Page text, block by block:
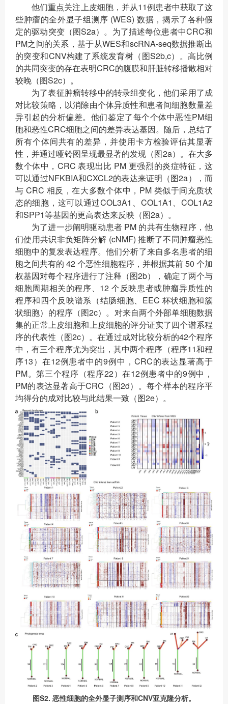
他们重点关注上皮细胞，并从11例患者中获取了这
些肿瘤的全外显子组测序 (WES) 数据，揭示了各种假
定的驱动突变（图S2a）。为了描述每位患者中CRC和
PM之间的关系，基于从WES和scRNA-seq数据推断出
的突变和CNV构建了系统发育树（图S2b,c）。高比例
的共同突变的存在表明CRC的腹膜和肝脏转移播散相对
较晚（图S2c）。
为了表征肿瘤转移中的转录组变化，他们采用了成
对比较策略，以消除由个体异质性和患者间细胞数量差
异引起的分析偏差。他们鉴定了每个个体中恶性PM细
胞和恶性CRC细胞之间的差异表达基因。随后，总结了
所有个体间共有的差异，并使用卡方检验评估其显著
性，并通过哑铃图呈现最显著的发现（图2a）。在大多
数个体中，CRC 表现出比 PM 更强烈的炎症特征，这
可以通过NFKBIA和CXCL2的表达来证明（图2a），而
与 CRC 相反，在大多数个体中，PM 类似于间充质状
态的细胞，这可以通过COL3A1、COL1A1、COL1A2
和SPP1等基因的更高表达来反映（图2a）。
为了进一步阐明驱动患者 PM 的共有生物程序，他
们使用共识非负矩阵分解 (cNMF) 推断了不同肿瘤恶性
细胞中的复发表达程序。他们分析了来自多名患者的细
胞之间共有的 42 个恶性细胞程序，并根据其前 50 个加
权基因对每个程序进行了注释（图2b），确定了两个与
细胞周期相关的程序、12 个反映患者或肿瘤异质性的
程序和四个反映谱系（结肠细胞、EEC 杯状细胞和簇
状细胞）的程序（图2c）。对来自两个外部单细胞数据
集的正常上皮细胞和上皮细胞的评分证实了四个谱系程
序的代表性（图2c）。在通过成对比较分析的42个程序
中，有三个程序尤为突出，其中两个程序（程序11和程
序13）在12例患者中的9例中，CRC的表达显著高于
PM。第三个程序（程序22）在12例患者中的9例中，
PM的表达显著高于CRC（图2d）。每个样本的程序平
均得分的成对比较与此结果一致（图2e）。
图S2. 恶性细胞的全外显子测序和CNV亚克隆分析。